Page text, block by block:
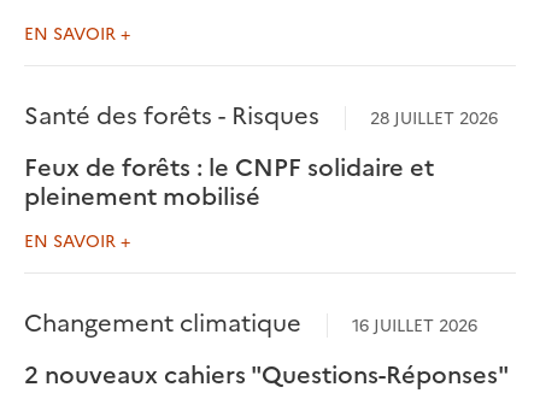
EN SAVOIR +
Santé des forêts - Risques 28 JUILLET 2026
Feux de forêts : le CNPF solidaire et
pleinement mobilisé
EN SAVOIR +
Changement climatique 16 JUILLET 2026
2 nouveaux cahiers "Questions-Réponses"